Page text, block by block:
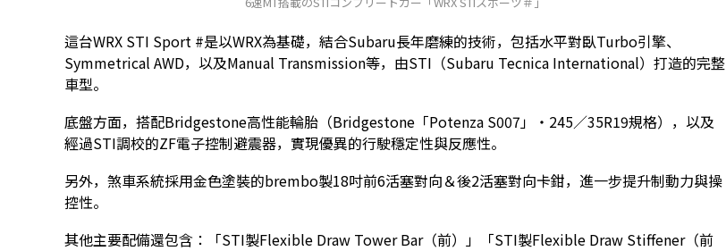
這台WRX STI Sport #是以WRX為基礎，結合Subaru長年磨練的技術，包括水平對臥Turbo引擎、
Symmetrical AWD，以及Manual Transmission等，由STI（Subaru Tecnica International）打造的完整
車型。
底盤方面，搭配Bridgestone高性能輪胎（Bridgestone「Potenza S007」・245／35R19規格），以及
經過STI調校的ZF電子控制避震器，實現優異的行駛穩定性與反應性。
另外，煞車系統採用金色塗裝的brembo製18吋前6活塞對向＆後2活塞對向卡鉗，進一步提升制動力與操
控性。
其他主要配備還包含：「STI製Flexible Draw Tower Bar（前）」「STI製Flexible Draw Stiffener（前